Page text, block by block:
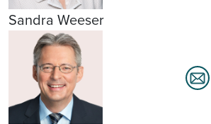
Sandra Weeser